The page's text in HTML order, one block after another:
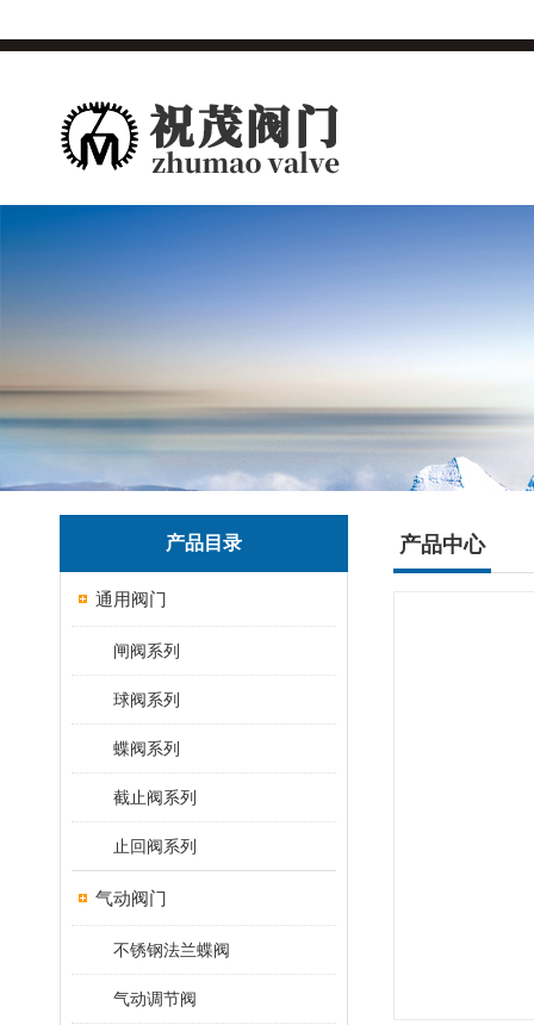
产品目录
通用阀门
闸阀系列
球阀系列
蝶阀系列
截止阀系列
止回阀系列
气动阀门
不锈钢法兰蝶阀
气动调节阀
产品中心